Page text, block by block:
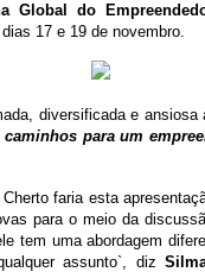
Global do
17 e 19 de novembro.
diversificada e ansiosa
caminhos para um
faria esta
para o meio da
tem uma abordagem
assunto`, diz